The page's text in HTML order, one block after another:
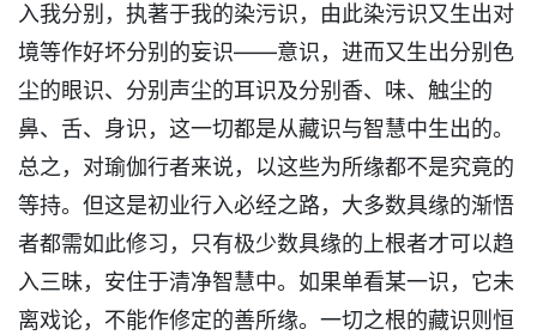
入我分别，执著于我的染污识，由此染污识又生出对
境等作好坏分别的妄识——意识，进而又生出分别色
尘的眼识、分别声尘的耳识及分别香、味、触尘的
鼻、舌、身识，这一切都是从藏识与智慧中生出的。
总之，对瑜伽行者来说，以这些为所缘都不是究竟的
等持。但这是初业行入必经之路，大多数具缘的渐悟
者都需如此修习，只有极少数具缘的上根者才可以趋
入三昧，安住于清净智慧中。如果单看某一识，它未
离戏论，不能作修定的善所缘。一切之根的藏识则恒